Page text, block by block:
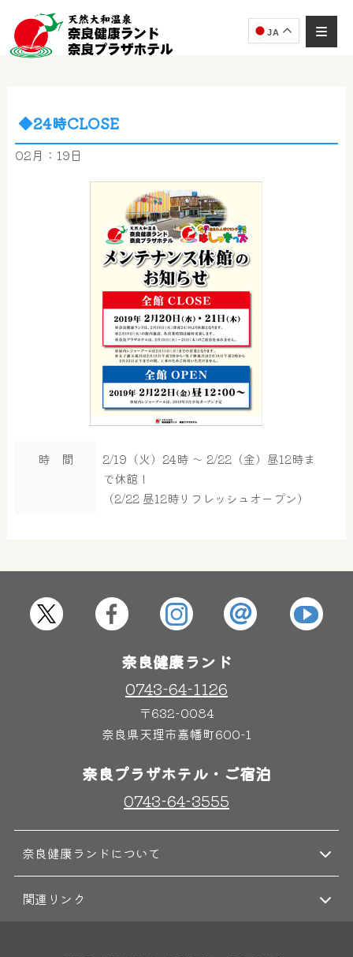
JA
屋内レジャープール
奈良わんぱくランド
ボディケア
◆24時CLOSE
02月：19日
時 間
2/19（火）24時 ～ 2/22（金）昼12時ま
で休館！
（2/22 昼12時リフレッシュオープン）
奈良健康ランド
0743-64-1126
〒632-0084
奈良県天理市嘉幡町600-1
奈良プラザホテル・ご宿泊
0743-64-3555
奈良健康ランドについて
関連リンク
奈良健康ランド AIコンシェルジュです。
ご質問をお伺いします。